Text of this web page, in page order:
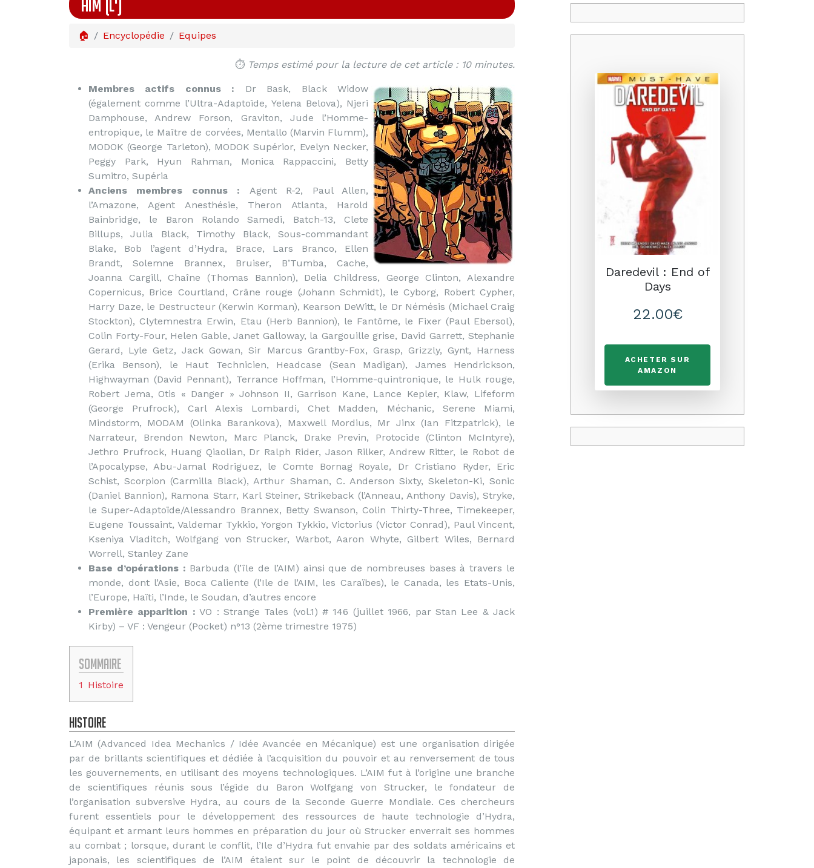
AIM (L')
🏠 Encyclopédie Equipes
⏱️ Temps estimé pour la lecture de cet article : 10 minutes.
Membres actifs connus : Dr Bask, Black Widow
(également comme l’Ultra-Adaptoïde, Yelena Belova), Njeri
Damphouse, Andrew Forson, Graviton, Jude l’Homme-
entropique, le Maître de corvées, Mentallo (Marvin Flumm),
MODOK (George Tarleton), MODOK Supérior, Evelyn Necker,
Peggy Park, Hyun Rahman, Monica Rappaccini, Betty
Sumitro, Supéria
Anciens membres connus : Agent R-2, Paul Allen,
l’Amazone, Agent Anesthésie, Theron Atlanta, Harold
Bainbridge, le Baron Rolando Samedi, Batch-13, Clete
Billups, Julia Black, Timothy Black, Sous-commandant
Blake, Bob l’agent d’Hydra, Brace, Lars Branco, Ellen
Brandt, Solemne Brannex, Bruiser, B’Tumba, Cache,
Joanna Cargill, Chaîne (Thomas Bannion), Delia Childress, George Clinton, Alexandre
Copernicus, Brice Courtland, Crâne rouge (Johann Schmidt), le Cyborg, Robert Cypher,
Harry Daze, le Destructeur (Kerwin Korman), Kearson DeWitt, le Dr Némésis (Michael Craig
Stockton), Clytemnestra Erwin, Etau (Herb Bannion), le Fantôme, le Fixer (Paul Ebersol),
Colin Forty-Four, Helen Gable, Janet Galloway, la Gargouille grise, David Garrett, Stephanie
Gerard, Lyle Getz, Jack Gowan, Sir Marcus Grantby-Fox, Grasp, Grizzly, Gynt, Harness
(Erika Benson), le Haut Technicien, Headcase (Sean Madigan), James Hendrickson,
Highwayman (David Pennant), Terrance Hoffman, l’Homme-quintronique, le Hulk rouge,
Robert Jema, Otis « Danger » Johnson II, Garrison Kane, Lance Kepler, Klaw, Lifeform
(George Prufrock), Carl Alexis Lombardi, Chet Madden, Méchanic, Serene Miami,
Mindstorm, MODAM (Olinka Barankova), Maxwell Mordius, Mr Jinx (Ian Fitzpatrick), le
Narrateur, Brendon Newton, Marc Planck, Drake Previn, Protocide (Clinton McIntyre),
Jethro Prufrock, Huang Qiaolian, Dr Ralph Rider, Jason Rilker, Andrew Ritter, le Robot de
l’Apocalypse, Abu-Jamal Rodriguez, le Comte Bornag Royale, Dr Cristiano Ryder, Eric
Schist, Scorpion (Carmilla Black), Arthur Shaman, C. Anderson Sixty, Skeleton-Ki, Sonic
(Daniel Bannion), Ramona Starr, Karl Steiner, Strikeback (l’Anneau, Anthony Davis), Stryke,
le Super-Adaptoïde/Alessandro Brannex, Betty Swanson, Colin Thirty-Three, Timekeeper,
Eugene Toussaint, Valdemar Tykkio, Yorgon Tykkio, Victorius (Victor Conrad), Paul Vincent,
Kseniya Vladitch, Wolfgang von Strucker, Warbot, Aaron Whyte, Gilbert Wiles, Bernard
Worrell, Stanley Zane
Base d’opérations : Barbuda (l’île de l’AIM) ainsi que de nombreuses bases à travers le
monde, dont l’Asie, Boca Caliente (l’Ile de l’AIM, les Caraïbes), le Canada, les Etats-Unis,
l’Europe, Haïti, l’Inde, le Soudan, d’autres encore
Première apparition : VO : Strange Tales (vol.1) # 146 (juillet 1966, par Stan Lee & Jack
Kirby) – VF : Vengeur (Pocket) n°13 (2ème trimestre 1975)
Sommaire
1 Histoire
Histoire
L’AIM (Advanced Idea Mechanics / Idée Avancée en Mécanique) est une organisation dirigée
par de brillants scientifiques et dédiée à l’acquisition du pouvoir et au renversement de tous
les gouvernements, en utilisant des moyens technologiques. L’AIM fut à l’origine une branche
de scientifiques réunis sous l’égide du Baron Wolfgang von Strucker, le fondateur de
l’organisation subversive Hydra, au cours de la Seconde Guerre Mondiale. Ces chercheurs
furent essentiels pour le développement des ressources de haute technologie d’Hydra,
équipant et armant leurs hommes en préparation du jour où Strucker enverrait ses hommes
au combat ; lorsque, durant le conflit, l’Ile d’Hydra fut envahie par des soldats américains et
japonais, les scientifiques de l’AIM étaient sur le point de découvrir la technologie de
Promo
Daredevil : End of
Days
22.00€
ACHETER SUR
AMAZON